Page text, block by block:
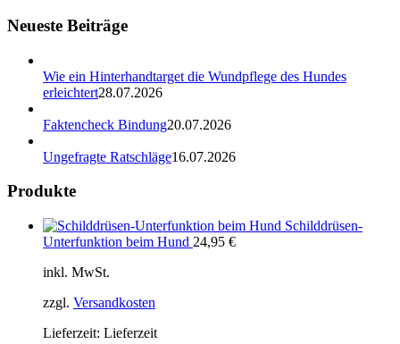
Neueste Beiträge
Wie ein Hinterhandtarget die Wundpflege des Hundes
erleichtert28.07.2026
Faktencheck Bindung20.07.2026
Ungefragte Ratschläge16.07.2026
Produkte
Schilddrüsen-
Unterfunktion beim Hund 24,95 €
inkl. MwSt.
zzgl. Versandkosten
Lieferzeit: Lieferzeit